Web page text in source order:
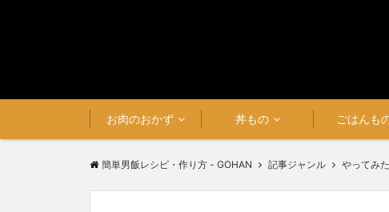
お肉のおかず 丼もの ごはんも
簡単男飯レシピ・作り方 - GOHAN 記事ジャンル やってみ